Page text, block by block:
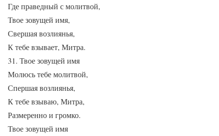
Где праведный с молитвой,
Твое зовущей имя,
Свершая возлиянья,
К тебе взывает, Митра.
31. Твое зовущей имя
Молюсь тебе молитвой,
Спершая возлиянья,
К тебе взываю, Митра,
Размеренно и громко.
Твое зовущей имя